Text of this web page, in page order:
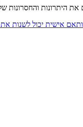
היתרונות והחסרונות
אישית יכול לשנות